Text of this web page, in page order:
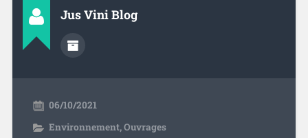
Jus Vini Blog
06/10/2021
Environnement,Ouvrages